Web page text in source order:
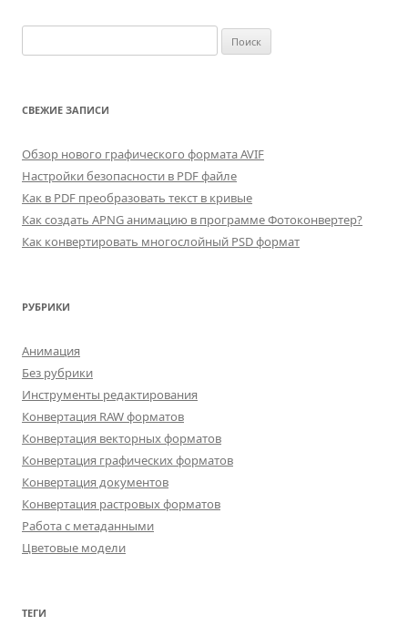
СВЕЖИЕ ЗАПИСИ
Обзор нового графического формата AVIF
Настройки безопасности в PDF файле
Как в PDF преобразовать текст в кривые
Как создать APNG анимацию в программе Фотоконвертер?
Как конвертировать многослойный PSD формат
РУБРИКИ
Анимация
Без рубрики
Инструменты редактирования
Конвертация RAW форматов
Конвертация векторных форматов
Конвертация графических форматов
Конвертация документов
Конвертация растровых форматов
Работа с метаданными
Цветовые модели
ТЕГИ